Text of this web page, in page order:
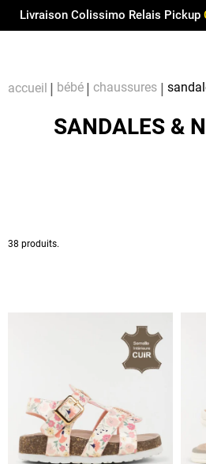
Livraison Colissimo Relais Pickup
accueil bébé chaussures
SANDALES &
38 produits.